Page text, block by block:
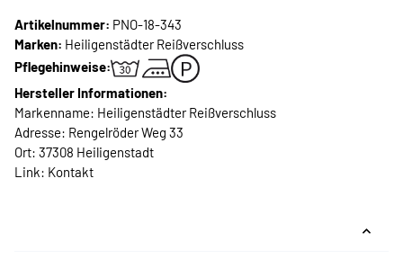
Artikelnummer: PNO-18-343
Marken: Heiligenstädter Reißverschluss
Pflegehinweise:
Hersteller Informationen:
Markenname: Heiligenstädter Reißverschluss
Adresse: Rengelröder Weg 33
Ort: 37308 Heiligenstadt
Link: Kontakt